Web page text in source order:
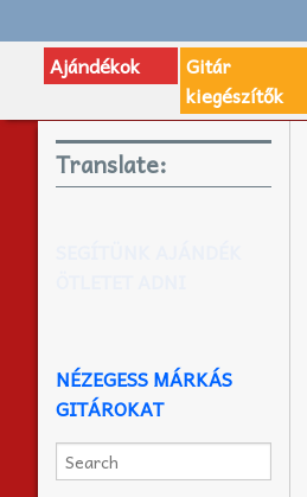
Ajándékok
Gitár
kiegészítők
Translate:
NÉZEGESS MÁRKÁS
GITÁROKAT